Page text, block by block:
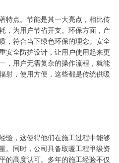
特点。节能是其一大亮点，相比传
，为用户节省开支。环保方面，产
，符合当下绿色环保的理念。安全
安全防护设计，让用户使用起来更
，用户无需复杂的操作流程，就能
射，使用方便，这些都是传统供暖
验，这使得他们在施工过程中能够
。同时，公司具备取暖工程甲级资
的高度认可。多年的施工经验不仅